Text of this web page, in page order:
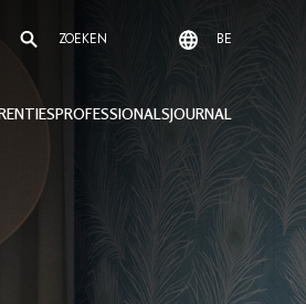
ZOEKEN BE
PROFESSIONALSJOURNAL